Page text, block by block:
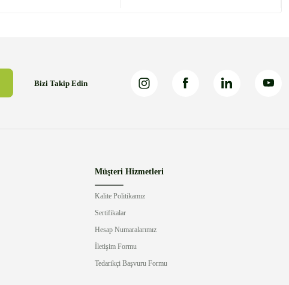
Bizi Takip Edin
Müşteri Hizmetleri
Kalite Politikamız
Sertifikalar
Hesap Numaralarımız
İletişim Formu
Tedarikçi Başvuru Formu